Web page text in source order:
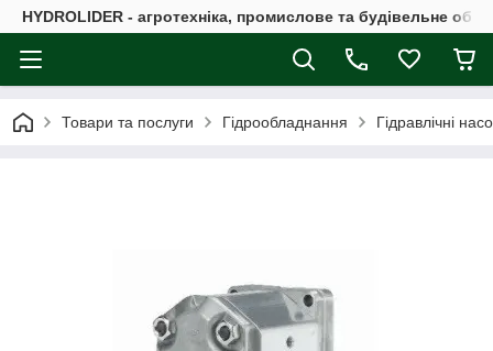
HYDROLIDER - агротехніка, промислове та будівельне
Товари та послуги Гідрообладнання Гідравлічні